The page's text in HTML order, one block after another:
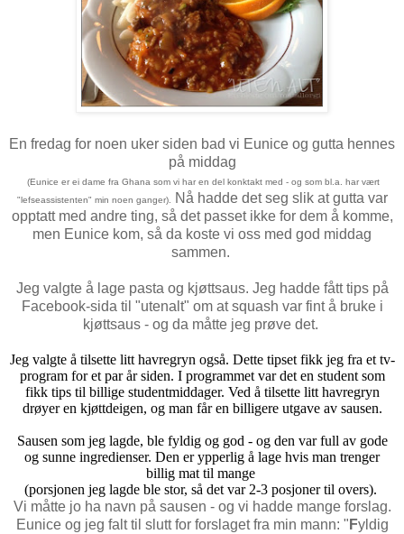
En fredag for noen uker siden bad vi Eunice og gutta hennes
på middag
(Eunice er ei dame fra Ghana som vi har en del konktakt med - og som bl.a. har vært
"lefseassistenten" min noen ganger).
Nå hadde det seg slik at gutta var
opptatt med andre ting, så det passet ikke for dem å komme,
men Eunice kom, så da koste vi oss med god middag
sammen.
Jeg valgte å lage pasta og kjøttsaus. Jeg hadde fått tips på
Facebook-sida til "utenalt" om at squash var fint å bruke i
kjøttsaus - og da måtte jeg prøve det.
Jeg valgte å tilsette litt havregryn også. Dette tipset fikk jeg fra et tv-
program for et par år siden. I programmet var det en student som
fikk tips til billige studentmiddager. Ved å tilsette litt havregryn
drøyer en kjøttdeigen, og man får en billigere utgave av sausen.
Sausen som jeg lagde, ble fyldig og god - og den var full av gode
og sunne ingredienser. Den er ypperlig å lage hvis man trenger
billig mat til mange
(porsjonen jeg lagde ble stor, så det var 2-3 posjoner til overs).
Vi måtte jo ha navn på sausen - og vi hadde mange forslag.
Eunice og jeg falt til slutt for forslaget fra min mann: " Fyldig